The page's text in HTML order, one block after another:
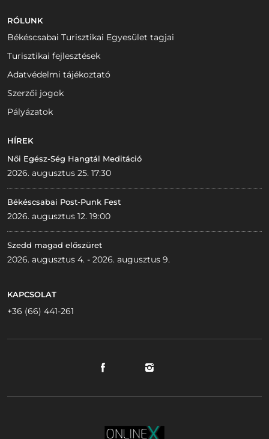
RÓLUNK
Békéscsabai Turisztikai Egyesület tagjai
Turisztikai fejlesztések
Adatvédelmi tájékoztató
Szerzői jogok
Pályázatok
HÍREK
Női Egész-Ség Hangtál Meditáció
2026. augusztus 25. 17:30
Békéscsabai Post-Punk Fest
2026. augusztus 12. 19:00
Szedd magad előszüret
2026. augusztus 4. - 2026. augusztus 9.
KAPCSOLAT
+36 (66) 441-261